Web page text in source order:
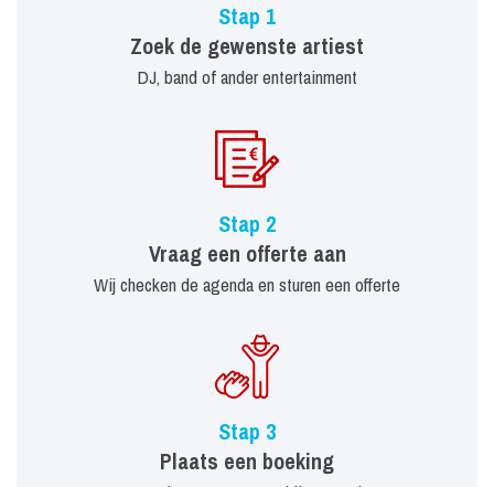
Stap 1
Zoek de gewenste artiest
DJ, band of ander entertainment
Stap 2
Vraag een offerte aan
Wij checken de agenda en sturen een offerte
Stap 3
Plaats een boeking